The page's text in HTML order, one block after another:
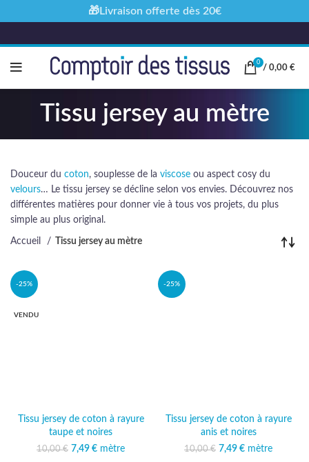
0
/ 0,00 €
Tissu jersey au mètre
Douceur du coton, souplesse de la viscose ou aspect cosy du
velours… Le tissu jersey se décline selon vos envies. Découvrez nos
différentes matières pour donner vie à tous vos projets, du plus
simple au plus original.
Accueil Tissu jersey au mètre
-25%
VENDU
Tissu jersey de coton à rayure
taupe et noires
10,00€ Le prix initial était :
7,49 €
Le prix
mètre
-25%
Tissu jersey de coton à rayure
anis et noires
10,00€ Le prix initial était :
7,49 €
Le prix
mètre
🎁Livraison offerte dès 20€